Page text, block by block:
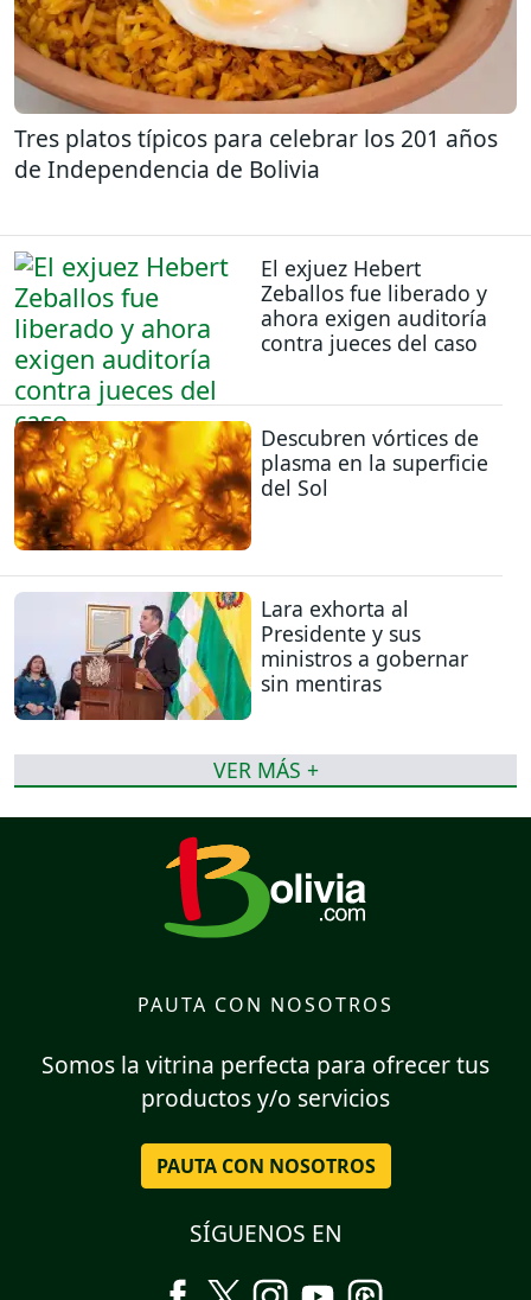
Tres platos típicos para celebrar los 201 años
de Independencia de Bolivia
El exjuez Hebert
Zeballos fue liberado y
ahora exigen auditoría
contra jueces del caso
Descubren vórtices de
plasma en la superficie
del Sol
Lara exhorta al
Presidente y sus
ministros a gobernar
sin mentiras
VER MÁS +
PAUTA CON NOSOTROS
Somos la vitrina perfecta para ofrecer tus
productos y/o servicios
PAUTA CON NOSOTROS
SÍGUENOS EN